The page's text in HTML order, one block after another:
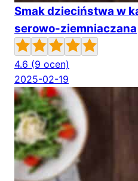
Smak dzieciństwa w
serowo-ziemniaczana
4.6 (9 ocen)
2025-02-19